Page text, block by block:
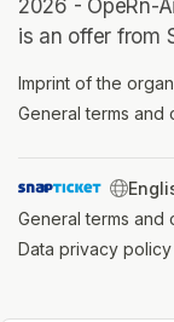
2026 - OpeRn-
is an offer from
Imprint of the
General terms
General terms and
Data privacy policy